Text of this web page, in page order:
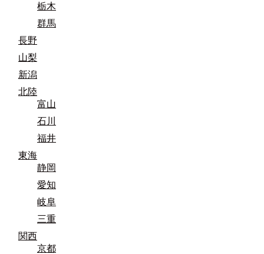
栃木
群馬
長野
山梨
新潟
北陸
富山
石川
福井
東海
静岡
愛知
岐阜
三重
関西
京都